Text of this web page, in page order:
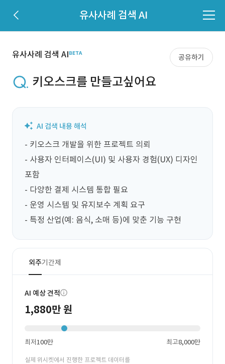
유사사례 검색 AI
유사사례 검색 AI 공유하기
키오스크를 만들고싶어요
- 키오스크 개발을 위한 프로젝트 의뢰
- 사용자 인터페이스(UI) 및 사용자 경험(UX) 디자인
포함
- 다양한 결제 시스템 통합 필요
- 운영 시스템 및 유지보수 계획 요구
- 특정 산업(예: 음식, 소매 등)에 맞춘 기능 구현
외주기간제
AI 예상 견적
1,880만 원
최저100만 최고8,000만
실제 위시켓에서 진행한 프로젝트 데이터를